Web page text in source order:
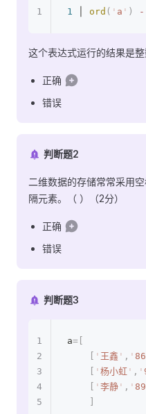
1 ord ( ' a ' ) -
这个表达式运行的结果是
正确
错误
判断题2
二维数据的存储常常采用
隔元素。（ ）（2分）
正确
错误
判断题3
a=[
' 王鑫 ' , ' 86
' 杨小虹 ' , '
' 李静 ' , ' 89